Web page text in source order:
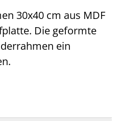
30x40 cm aus MDF
Die geformte
ein